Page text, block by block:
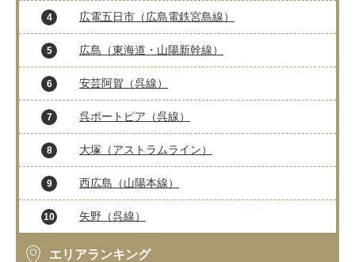
4 広電五日市（広島電鉄宮島線）
5 広島（東海道・山陽新幹線）
6 安芸阿賀（呉線）
7 呉ポートピア（呉線）
8 大塚（アストラムライン）
9 西広島（山陽本線）
10 矢野（呉線）
エリアランキング